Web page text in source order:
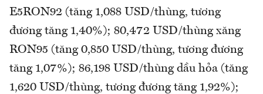
E5RON92 (tăng 1,088 USD/thùng, tương
đương tăng 1,40%); 80,472 USD/thùng xăng
RON95 (tăng 0,850 USD/thùng, tương đương
tăng 1,07%); 86,198 USD/thùng dầu hỏa (tăng
1,620 USD/thùng, tương đương tăng 1,92%);